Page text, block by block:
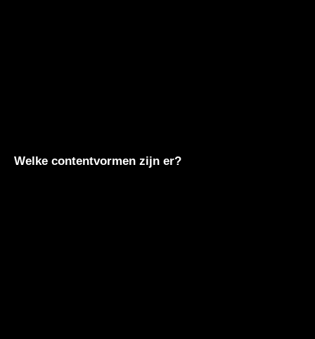
Welke contentvormen zijn er?